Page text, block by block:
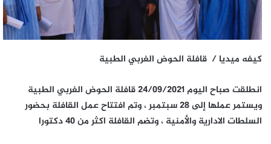
كيفه ميديا / قافلة الحوض الغربي الطبية
انطلقت صباح اليوم 24/09/2021 قافلة الحوض الغربي الطبية
ويستمر عملها إلى 28 سبتمبر ، وتم افتتاح عمل القافلة بحضور
السلطات الادارية والأمنية ، وتضم القافلة اكثر من 40 دكتورا